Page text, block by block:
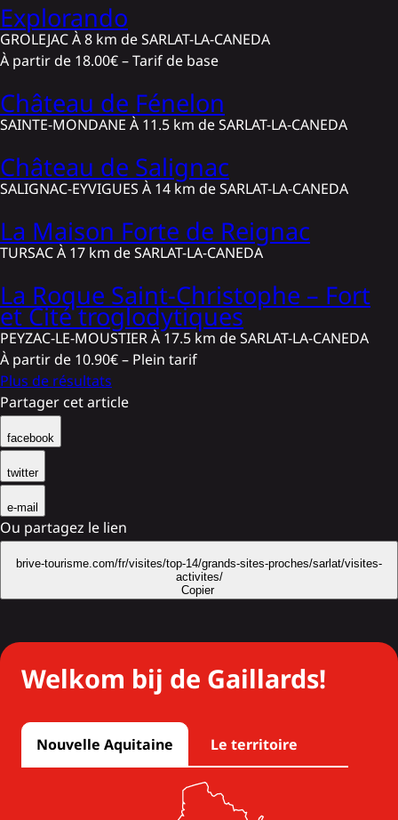
Explorando
GROLEJACÀ 8 km de SARLAT-LA-CANEDA
À partir de 18.00€– Tarif de base
Château de Fénelon
SAINTE-MONDANE À 11.5 km de SARLAT-LA-CANEDA
Château de Salignac
SALIGNAC-EYVIGUES À 14 km de SARLAT-LA-CANEDA
La Maison Forte de Reignac
TURSACÀ 17 km de SARLAT-LA-CANEDA
La Roque Saint-Christophe – Fort
et Cité troglodytiques
PEYZAC-LE-MOUSTIERÀ 17.5 km de SARLAT-LA-CANEDA
À partir de 10.90€– Plein tarif
Plus de résultats
Partager cet article
facebook
twitter
e-mail
Ou partagez le lien
brive-tourisme.com/fr/visites/top-14/grands-sites-proches/sarlat/visites-
activites/
Copier
Welkom bij de Gaillards!
Nouvelle Aquitaine Le territoire